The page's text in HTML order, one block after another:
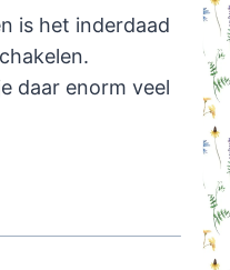
is het inderdaad
daar enorm veel